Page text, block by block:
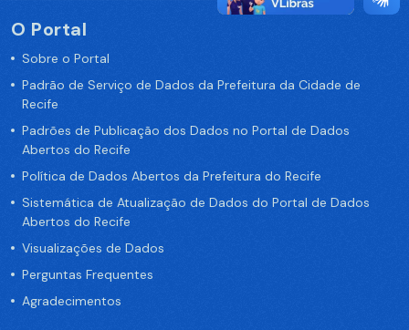
O Portal
Sobre o Portal
Padrão de Serviço de Dados da Prefeitura da Cidade de
Recife
Padrões de Publicação dos Dados no Portal de Dados
Abertos do Recife
Política de Dados Abertos da Prefeitura do Recife
Sistemática de Atualização de Dados do Portal de Dados
Abertos do Recife
Visualizações de Dados
Perguntas Frequentes
Agradecimentos